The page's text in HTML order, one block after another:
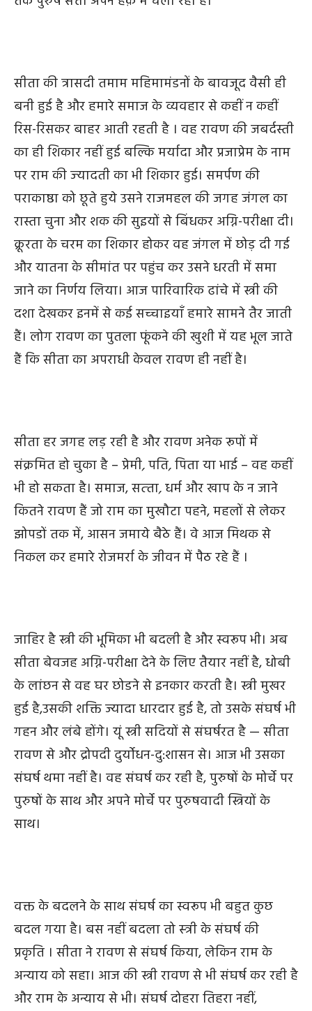
सीता की त्रासदी तमाम महिमामंडनों के बावजूद वैसी ही
बनी हुई है और हमारे समाज के व्यवहार से कहीं न कहीं
रिस-रिसकर बाहर आती रहती है । वह रावण की जबर्दस्ती
का ही शिकार नहीं हुई बल्कि मर्यादा और प्रजाप्रेम के नाम
पर राम की ज्‍यादती का भी शिकार हुई। समर्पण की
पराकाष्ठा को छूते हुये उसने राजमहल की जगह जंगल का
रास्ता चुना और शक की सुइयों से बिंधकर अग्नि-परीक्षा दी।
क्रूरता के चरम का शिकार होकर वह जंगल में छोड़ दी गई
और यातना के सीमांत पर पहुंच कर उसने धरती में समा
जाने का निर्णय लिया। आज पारिवारिक ढांचे में स्त्री की
दशा देखकर इनमें से कई सच्‍चाइयाँ हमारे सामने तैर जाती
हैं। लोग रावण का पुतला फूंकने की खुशी में यह भूल जाते
हैं कि सीता का अपराधी केवल रावण ही नहीं है।
सीता हर जगह लड़ रही है और रावण अनेक रूपों में
संक्रमित हो चुका है – प्रेमी,पति,पिता या भाई – वह कहीं
भी हो सकता है। समाज, सत्‍ता,धर्म और खाप के न जाने
कितने रावण हैं जो रामकामुखौटापहने, महलों से लेकर
झोपडों तक में, आसन जमाये बैठे हैं। वे आज मिथक से
निकल कर हमारे रोजमर्रा के जीवन में पैठ रहे हैं ।
जाहिर है स्त्री की भूमिका भी बदली है औरस्वरूप भी। अब
सीता बेवजह अग्नि-परीक्षा देने के लिए तैयार नहीं है, धोबी
के लांछन से वह घर छोडने से इनकार करती है। स्त्री मुखर
हुई है,उसकी शक्ति ज्यादा धारदार हुई है,तो उसके संघर्ष भी
गहन और लंबे होंगे। यूं स्त्री सदियों से संघर्षरत है — सीता
रावण से और द्रोपदी दुर्योधन-दु:शासन से। आज भी उसका
संघर्ष थमा नहीं है। वह संघर्ष कर रही है,पुरुषों के मोर्चे पर
पुरुषों के साथ और अपने मोर्चे पर पुरुषवादी स्त्रियों के
साथ।
वक्त के बदलने के साथसंघर्ष का स्वरूप भी बहुत कुछ
बदल गया है। बस नहीं बदला तो स्‍त्री के संघर्ष की
प्रकृति । सीता ने रावण से संघर्ष किया,लेकिन राम के
अन्याय को सहा। आज की स्त्री रावण से भी संघर्ष कर रही है
और राम के अन्याय से भी। संघर्ष दोहरा तिहरा नहीं,